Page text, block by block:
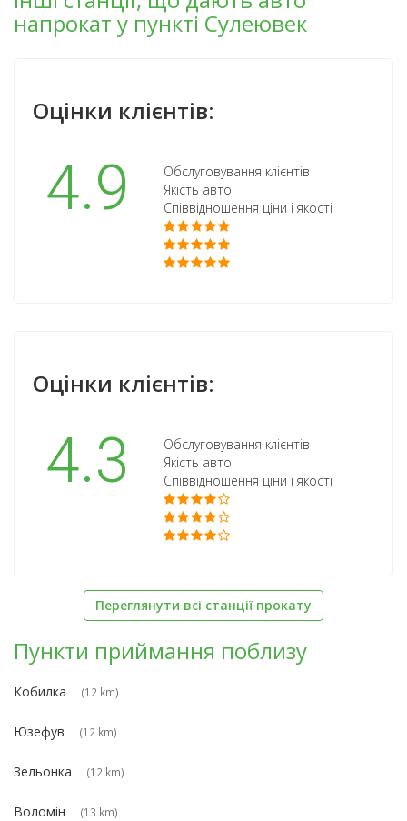
напрокат у пункті Сулеювек
Оцінки клієнтів:
4.9
Обслуговування клієнтів
Якість авто
Співвідношення ціни і якості
Оцінки клієнтів:
4.3
Обслуговування клієнтів
Якість авто
Співвідношення ціни і якості
Переглянути всі станції прокату
Пункти приймання поблизу
Кобилка (12 km)
Юзефув (12 km)
Зельонка (12 km)
Воломін (13 km)